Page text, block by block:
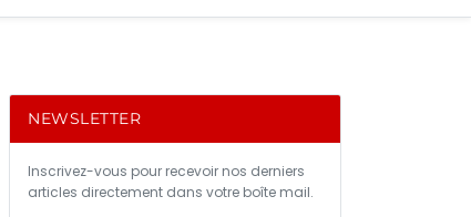
NEWSLETTER
Inscrivez-vous pour recevoir nos derniers
articles directement dans votre boîte mail.